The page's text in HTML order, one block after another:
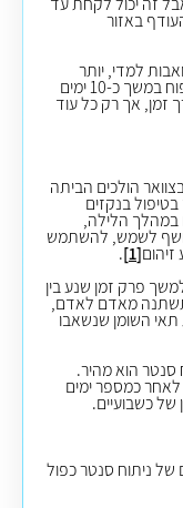
באזור
למדי, יותר
מחומרי מילוי אחרים. גם צפוי להופיע צוואר נפוח במשך כ-10 ימים
זמן, אך רק כל עוד
הולכים הביתה
בטיפול בנקזים
הלילה,
לשמש, להשתמש
[1]
.
פרק זמן שנע בין
תשתנה מאדם לאדם,
השומן שנשאבו
הוא מהיר.
כמספר ימים
כשבועיים.
של ניתוח סנטר כפול